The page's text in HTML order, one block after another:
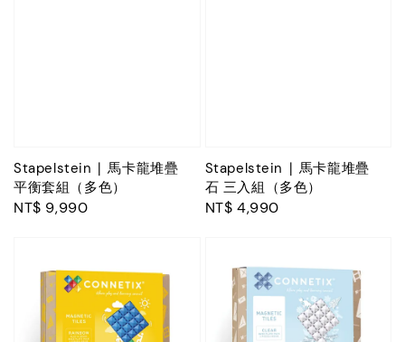
Stapelstein ∣ 馬卡龍堆疊
平衡套組（多色）
Regular
NT$ 9,990
Stapelstein ∣ 馬卡龍堆疊
石 三入組（多色）
Regular
NT$ 4,990